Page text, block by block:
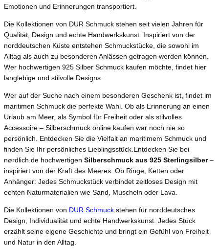
Emotionen und Erinnerungen transportiert.
Die Kollektionen von DUR Schmuck stehen seit vielen Jahren für
Qualität, Design und echte Handwerkskunst. Inspiriert von der
norddeutschen Küste entstehen Schmuckstücke, die sowohl im
Alltag als auch zu besonderen Anlässen getragen werden können.
Wer hochwertigen 925 Silber Schmuck kaufen möchte, findet hier
langlebige und stilvolle Designs.
Wer auf der Suche nach einem besonderen Geschenk ist, findet im
maritimen Schmuck die perfekte Wahl. Ob als Erinnerung an einen
Urlaub am Meer, als Symbol für Freiheit oder als stilvolles
Accessoire – Silberschmuck online kaufen war noch nie so
persönlich. Entdecken Sie die Vielfalt an maritimem Schmuck und
finden Sie Ihr persönliches Lieblingsstück.Entdecken Sie bei
nørdlich.de hochwertigen Silberschmuck aus 925 Sterlingsilber–
inspiriert von der Kraft des Meeres. Ob Ringe, Ketten oder
Anhänger: Jedes Schmuckstück verbindet zeitloses Design mit
echten Naturmaterialien wie Sand, Muscheln oder Lava.
Die Kollektionen von DUR Schmuck stehen für norddeutsches
Design, Individualität und echte Handwerkskunst. Jedes Stück
erzählt seine eigene Geschichte und bringt ein Gefühl von Freiheit
und Natur in den Alltag.